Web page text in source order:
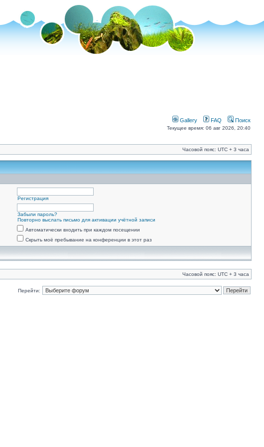
Gallery FAQ Поиск
Текущее время: 06 авг 2026, 20:40
Часовой пояс: UTC + 3 часа
Регистрация
Забыли пароль?
Повторно выслать письмо для активации учётной записи
Автоматически входить при каждом посещении
Скрыть моё пребывание на конференции в этот раз
Часовой пояс: UTC + 3 часа
Перейти: